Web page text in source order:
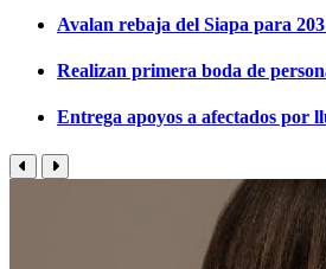
Avalan rebaja del Siapa para
Realizan primera boda de
Entrega apoyos a afectados por